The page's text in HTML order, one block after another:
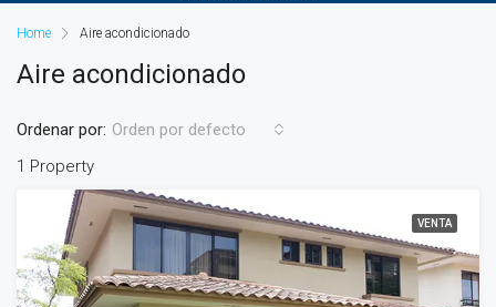
Home Aire acondicionado
Aire acondicionado
1 Property
Ordenar por: Orden por defecto
VENTA